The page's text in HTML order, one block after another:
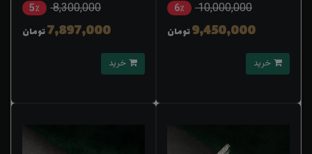
10,000,000 6٪
9,450,000تومان
8,300,000 5٪
7,897,000تومان